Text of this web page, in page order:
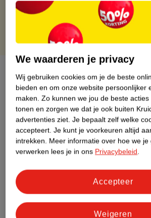
Gratis punten met je Kruidvat kaart
Over dit product
Productinformatie
Nature Impact Score
Dit product heeft
Impact Score.
Bestel & Bezorginformatie
We waarderen je privacy
Wij gebruiken cookies om je de beste
bieden en om onze website persoonlijker
maken. Zo kunnen we jou de beste
tonen en zorgen we dat je ook buiten
advertenties ziet. Je bepaalt zelf welke
accepteert. Je kunt je voorkeuren altijd
intrekken. Meer informatie over hoe we je
verwerken lees je in ons Privacybeleid.
Weigeren
Accepteer